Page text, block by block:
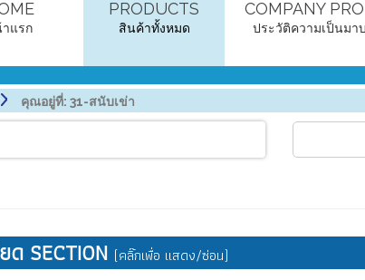
แรก
PRODUCTS
สินค้าทั้งหมด
COMPANY
ประวัติความเป็นมา
คุณอยู่ที่: 31-สนับเข่า
ด SECTION (คลิ๊กเพื่อ แสดง/ซ่อน)